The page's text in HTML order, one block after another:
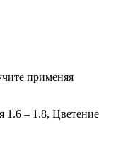
применяя
1.6 – 1.8, Цветение